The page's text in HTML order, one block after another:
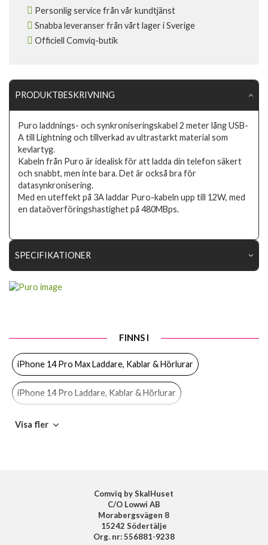
Personlig service från vår kundtjänst
Snabba leveranser från vårt lager i Sverige
Officiell Comviq-butik
PRODUKTBESKRIVNING
Puro laddnings- och synkroniseringskabel 2 meter lång USB-
A till Lightning och tillverkad av ultrastarkt material som
kevlartyg.
Kabeln från Puro är idealisk för att ladda din telefon säkert
och snabbt, men inte bara. Det är också bra för
datasynkronisering.
Med en uteffekt på 3A laddar Puro-kabeln upp till 12W, med
en dataöverföringshastighet på 480MBps.
SPECIFIKATIONER
Material
Varumärke
Tillverkarens art nr CAPLTFABK32MTWHI
EAN
FINNS I
iPhone 14 Pro Max Laddare, Kablar & Hörlurar
iPhone 14 Pro Laddare, Kablar & Hörlurar
iPhone 14 Plus Laddare, Kablar & Hörlurar
iPhone 13 Pro Max Laddare, Kablar & Hörlurar
iPhone 13 Pro Laddare, Kablar & Hörlurar
Visa fler
Comviq by SkalHuset
C/O Lowwi AB
Morabergsvägen 8
15242 Södertälje
Org. nr: 556881-9238